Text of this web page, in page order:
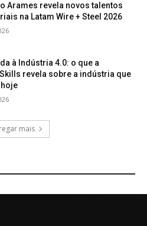
Arames revela novos talentos
na Latam Wire + Steel 2026
à Indústria 4.0: o que a
revela sobre a indústria que
mais